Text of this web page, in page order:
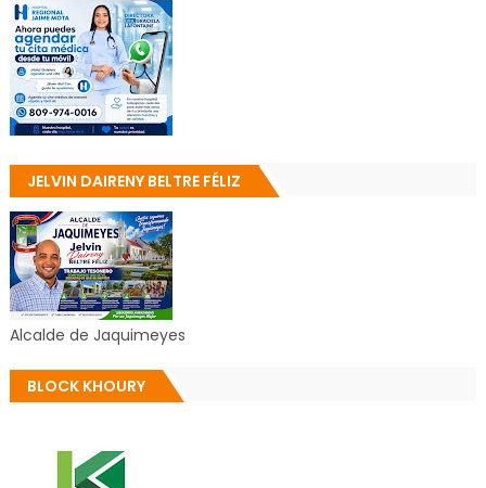
JELVIN DAIRENY BELTRE FÉLIZ
Alcalde de Jaquimeyes
BLOCK KHOURY